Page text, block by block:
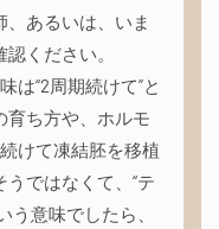
あるいは、いま
ください。
は“2周期続けて”と
育ち方や、ホルモ
けて凍結胚を移植
ではなくて、“テ
う意味でしたら、